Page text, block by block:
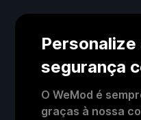
segurança
O WeMod é
graças à nossa